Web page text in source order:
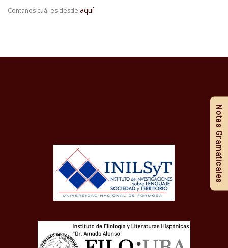
Contanos cuál es desde aquí
Notas Gramaticales